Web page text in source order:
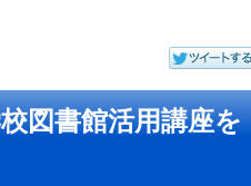
図書館活用講座を